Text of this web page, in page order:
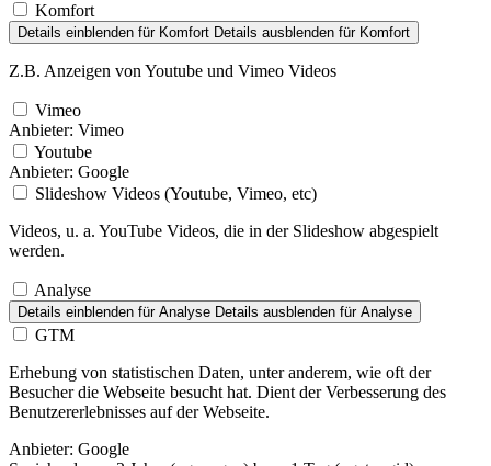
Komfort
Details einblenden für Komfort Details ausblenden für Komfort
Z.B. Anzeigen von Youtube und Vimeo Videos
Vimeo
Anbieter: Vimeo
Youtube
Anbieter: Google
Slideshow Videos (Youtube, Vimeo, etc)
Videos, u. a. YouTube Videos, die in der Slideshow abgespielt
werden.
Analyse
Details einblenden für Analyse Details ausblenden für Analyse
GTM
Erhebung von statistischen Daten, unter anderem, wie oft der
Besucher die Webseite besucht hat. Dient der Verbesserung des
Benutzererlebnisses auf der Webseite.
Anbieter: Google